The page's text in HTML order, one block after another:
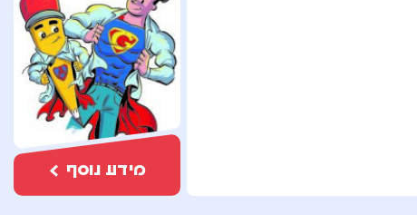
מידע נוסף